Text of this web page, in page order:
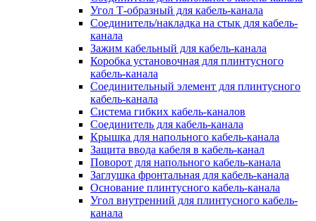
Угол Т-образный для кабель-канала
Соединитель/накладка на стык для кабель-
канала
Зажим кабельный для кабель-канала
Коробка установочная для плинтусного
кабель-канала
Соединительный элемент для плинтусного
кабель-канала
Система гибких кабель-каналов
Соединитель для кабель-канала
Крышка для напольного кабель-канала
Защита ввода кабеля в кабель-канал
Поворот для напольного кабель-канала
Заглушка фронтальная для кабель-канала
Основание плинтусного кабель-канала
Угол внутренний для плинтусного кабель-
канала